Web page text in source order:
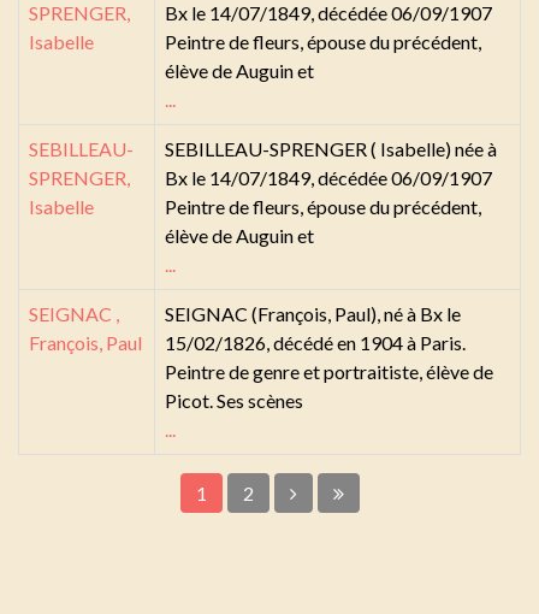
SPRENGER,
Isabelle
Bx le 14/07/1849, décédée 06/09/1907
Peintre de fleurs, épouse du précédent,
élève de Auguin et
SEBILLEAU-
SPRENGER,
Isabelle
SEBILLEAU-SPRENGER ( Isabelle) née à
Bx le 14/07/1849, décédée 06/09/1907
Peintre de fleurs, épouse du précédent,
élève de Auguin et
SEIGNAC ,
François, Paul
SEIGNAC (François, Paul), né à Bx le
15/02/1826, décédé en 1904 à Paris.
Peintre de genre et portraitiste, élève de
Picot. Ses scènes
1 2